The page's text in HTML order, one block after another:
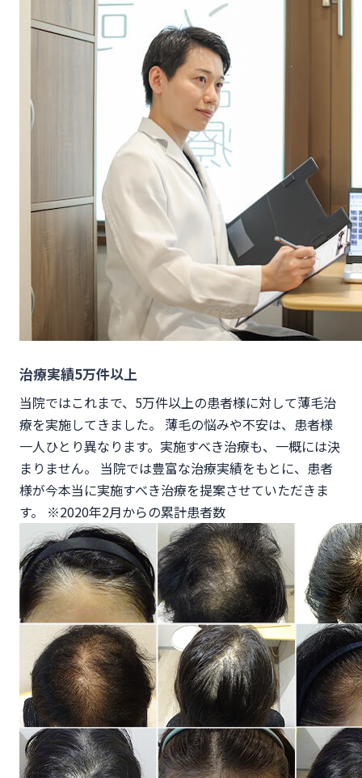
治療実績5万件以上
当院ではこれまで、5万件以上の患者様に対して薄毛治
療を実施してきました。 薄毛の悩みや不安は、患者様
一人ひとり異なります。実施すべき治療も、一概には決
まりません。 当院では豊富な治療実績をもとに、患者
様が今本当に実施すべき治療を提案させていただきま
す。 ※2020年2月からの累計患者数